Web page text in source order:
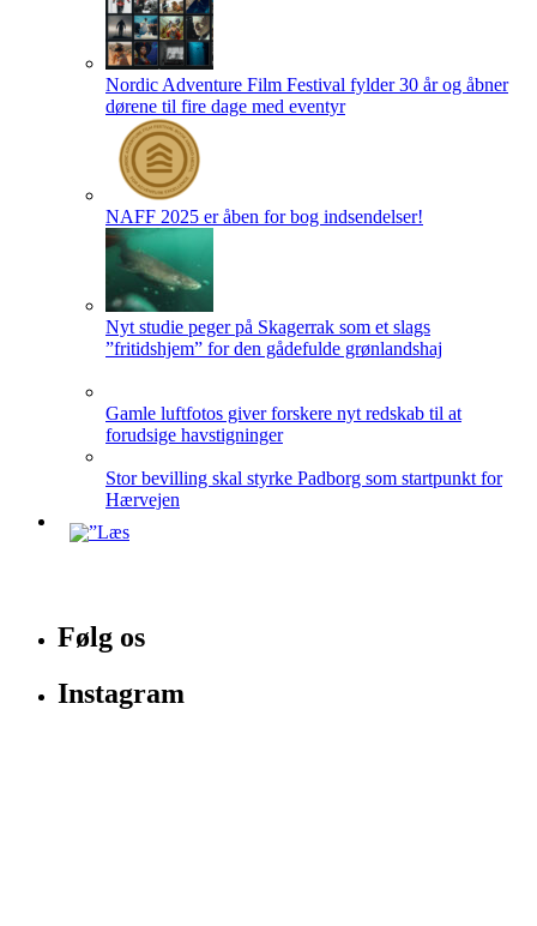
Nordic Adventure Film Festival fylder 30 år og åbner
dørene til fire dage med eventyr
NAFF 2025 er åben for bog indsendelser!
Nyt studie peger på Skagerrak som et slags
”fritidshjem” for den gådefulde grønlandshaj
Gamle luftfotos giver forskere nyt redskab til at
forudsige havstigninger
Stor bevilling skal styrke Padborg som startpunkt for
Hærvejen
Følg os
Instagram